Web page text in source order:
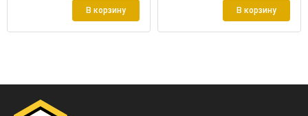
В корзину В корзину